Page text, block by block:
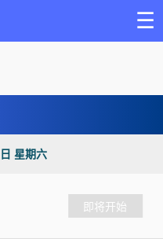
☰
星期六
VS
即将开始